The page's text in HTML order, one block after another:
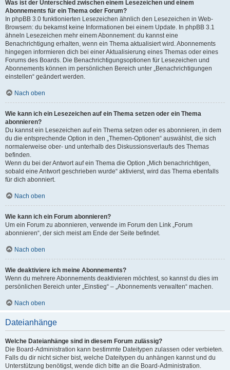
Was ist der Unterschied zwischen einem Lesezeichen und einem
Abonnements für ein Thema oder Forum?
In phpBB 3.0 funktionierten Lesezeichen ähnlich den Lesezeichen in Web-
Browsern: du bekamst keine Informationen bei einem Update. In phpBB 3.1
ähneln Lesezeichen mehr einem Abonnement: du kannst eine
Benachrichtigung erhalten, wenn ein Thema aktualisiert wird. Abonnements
hingegen informieren dich bei einer Aktualisierung eines Themas oder eines
Forums des Boards. Die Benachrichtigungsoptionen für Lesezeichen und
Abonnements können im persönlichen Bereich unter „Benachrichtigungen
einstellen“ geändert werden.
Nach oben
Wie kann ich ein Lesezeichen auf ein Thema setzen oder ein Thema
abonnieren?
Du kannst ein Lesezeichen auf ein Thema setzen oder es abonnieren, in dem
du die entsprechende Option in den „Themen-Optionen“ auswählst, die sich
normalerweise ober- und unterhalb des Diskussionsverlaufs des Themas
befinden.
Wenn du bei der Antwort auf ein Thema die Option „Mich benachrichtigen,
sobald eine Antwort geschrieben wurde“ aktivierst, wird das Thema ebenfalls
für dich abonniert.
Nach oben
Wie kann ich ein Forum abonnieren?
Um ein Forum zu abonnieren, verwende im Forum den Link „Forum
abonnieren“, der sich meist am Ende der Seite befindet.
Nach oben
Wie deaktiviere ich meine Abonnements?
Wenn du mehrere Abonnements deaktivieren möchtest, so kannst du dies im
persönlichen Bereich unter „Einstieg“ – „Abonnements verwalten“ machen.
Nach oben
Dateianhänge
Welche Dateianhänge sind in diesem Forum zulässig?
Die Board-Administration kann bestimmte Dateitypen zulassen oder verbieten.
Falls du dir nicht sicher bist, welche Dateitypen du anhängen kannst und du
Unterstützung benötigst, wende dich bitte an die Board-Administration.